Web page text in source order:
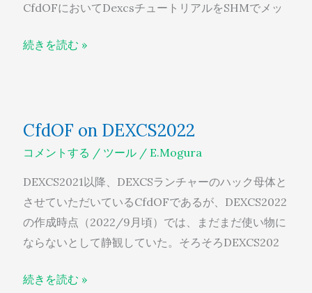
CfdOFにおいてDexcsチュートリアルをSHMでメッ
続きを読む »
CfdOF on DEXCS2022
コメントする / ツール/ E.Mogura
DEXCS2021以降、DEXCSランチャーのハック母体と
させていただいているCfdOFであるが、DEXCS2022
の作成時点（2022/9月頃）では、まだまだ使い物に
ならないとして静観していた。そろそろDEXCS202
on
DEXCS2022
続きを読む »